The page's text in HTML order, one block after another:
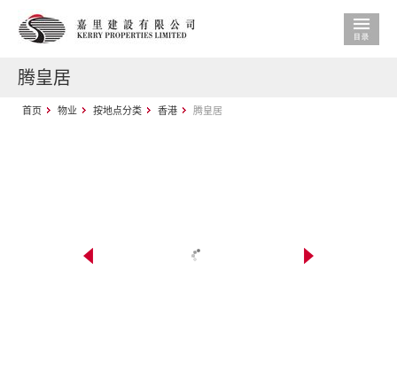
腾皇居
首页 物业 按地点分类 香港 腾皇居